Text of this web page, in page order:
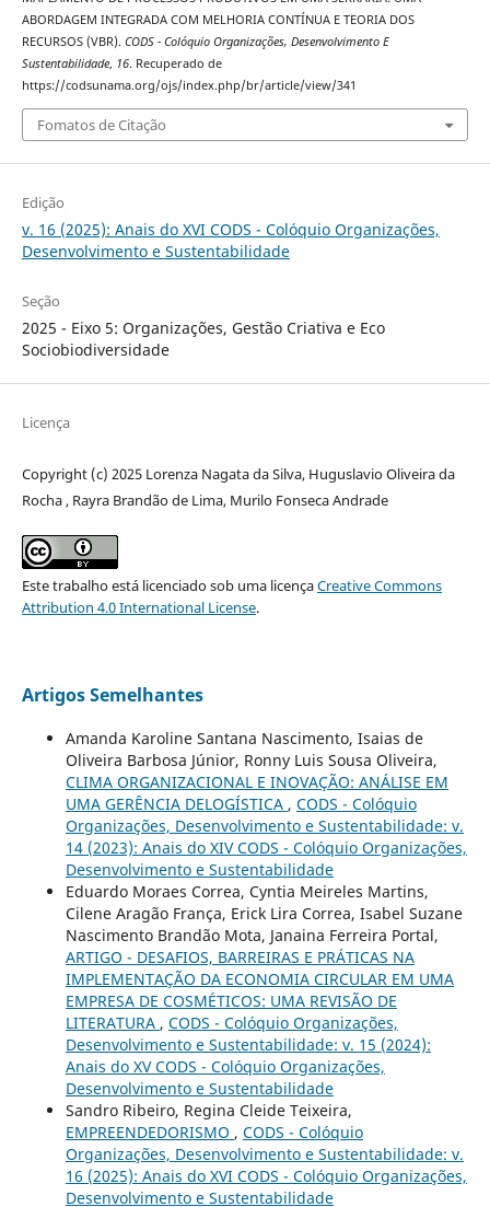
ABORDAGEM INTEGRADA COM MELHORIA CONTÍNUA E TEORIA DOS
RECURSOS (VBR). CODS - Colóquio Organizações, Desenvolvimento E
Sustentabilidade, 16. Recuperado de
https://codsunama.org/ojs/index.php/br/article/view/341
Fomatos de Citação
Edição
v. 16 (2025): Anais do XVI CODS - Colóquio Organizações,
Desenvolvimento e Sustentabilidade
Seção
2025 - Eixo 5: Organizações, Gestão Criativa e Eco
Sociobiodiversidade
Licença
Copyright (c) 2025 Lorenza Nagata da Silva, Huguslavio Oliveira da
Rocha , Rayra Brandão de Lima, Murilo Fonseca Andrade
Este trabalho está licenciado sob uma licençaCreative Commons
Attribution 4.0 International License.
Artigos Semelhantes
Amanda Karoline Santana Nascimento, Isaias de
Oliveira Barbosa Júnior, Ronny Luis Sousa Oliveira,
CLIMA ORGANIZACIONAL E INOVAÇÃO: ANÁLISE EM
UMA GERÊNCIA DELOGÍSTICA , CODS - Colóquio
Organizações, Desenvolvimento e Sustentabilidade: v.
14 (2023): Anais do XIV CODS - Colóquio Organizações,
Desenvolvimento e Sustentabilidade
Eduardo Moraes Correa, Cyntia Meireles Martins,
Cilene Aragão França, Erick Lira Correa, Isabel Suzane
Nascimento Brandão Mota, Janaina Ferreira Portal,
ARTIGO - DESAFIOS, BARREIRAS E PRÁTICAS NA
IMPLEMENTAÇÃO DA ECONOMIA CIRCULAR EM UMA
EMPRESA DE COSMÉTICOS: UMA REVISÃO DE
LITERATURA , CODS - Colóquio Organizações,
Desenvolvimento e Sustentabilidade: v. 15 (2024):
Anais do XV CODS - Colóquio Organizações,
Desenvolvimento e Sustentabilidade
Sandro Ribeiro, Regina Cleide Teixeira,
EMPREENDEDORISMO , CODS - Colóquio
Organizações, Desenvolvimento e Sustentabilidade: v.
16 (2025): Anais do XVI CODS - Colóquio Organizações,
Desenvolvimento e Sustentabilidade